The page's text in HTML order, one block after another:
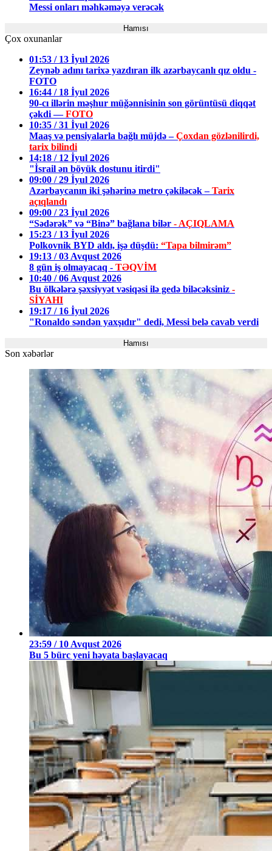
Messi onları məhkəməyə verəcək
Hamısı
Çox oxunanlar
01:53 / 13 İyul 2026
Zeynəb adını tarixə yazdıran ilk azərbaycanlı qız oldu -
FOTO
16:44 / 18 İyul 2026
90-cı illərin məşhur müğənnisinin son görüntüsü diqqət
çəkdi —FOTO
10:35 / 31 İyul 2026
Maaş və pensiyalarla bağlı müjdə –Çoxdan gözlənilirdi,
tarix bilindi
14:18 / 12 İyul 2026
"İsrail ən böyük dostunu itirdi"
09:00 / 29 İyul 2026
Azərbaycanın iki şəhərinə metro çəkiləcək –Tarix
açıqlandı
09:00 / 23 İyul 2026
“Sədərək” və “Binə” bağlana bilər - AÇIQLAMA
15:23 / 13 İyul 2026
Polkovnik BYD aldı, işə düşdü: “Tapa bilmirəm”
19:13 / 03 Avqust 2026
8 gün iş olmayacaq - TƏQVİM
10:40 / 06 Avqust 2026
Bu ölkələrə şəxsiyyət vəsiqəsi ilə gedə biləcəksiniz -
SİYAHI
19:17 / 16 İyul 2026
"Ronaldo səndən yaxşıdır" dedi, Messi belə cavab verdi
Hamısı
Son xəbərlər
23:59 / 10 Avqust 2026
Bu 5 bürc yeni həyata başlayacaq